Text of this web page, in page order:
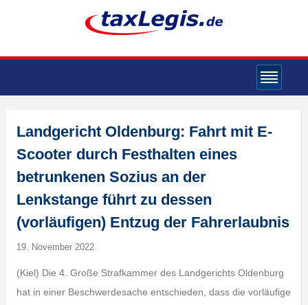
Landgericht Oldenburg: Fahrt mit E-
Scooter durch Festhalten eines
betrunkenen Sozius an der
Lenkstange führt zu dessen
(vorläufigen) Entzug der Fahrerlaubnis
19. November 2022
(Kiel) Die 4. Große Strafkammer des Landgerichts Oldenburg
hat in einer Beschwerdesache entschieden, dass die vorläufige